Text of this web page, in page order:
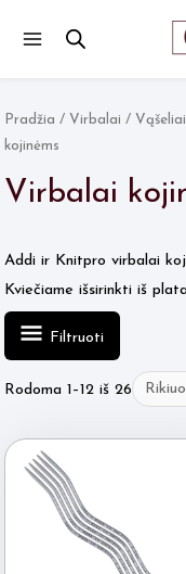
Pradžia / Virbalai / Vąšeliai
kojinėms
Virbalai
Addi ir Knitpro virbalai
Kviečiame išsirinkti iš
Filtruoti
Rodoma 1–12 iš 26